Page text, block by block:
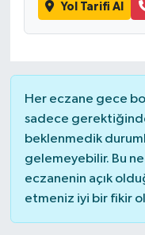
Yol Tarifi Al
Her eczane gece
sadece
beklenmedik
gelemeyebilir. Bu
eczanenin açık
etmeniz iyi bir fikir